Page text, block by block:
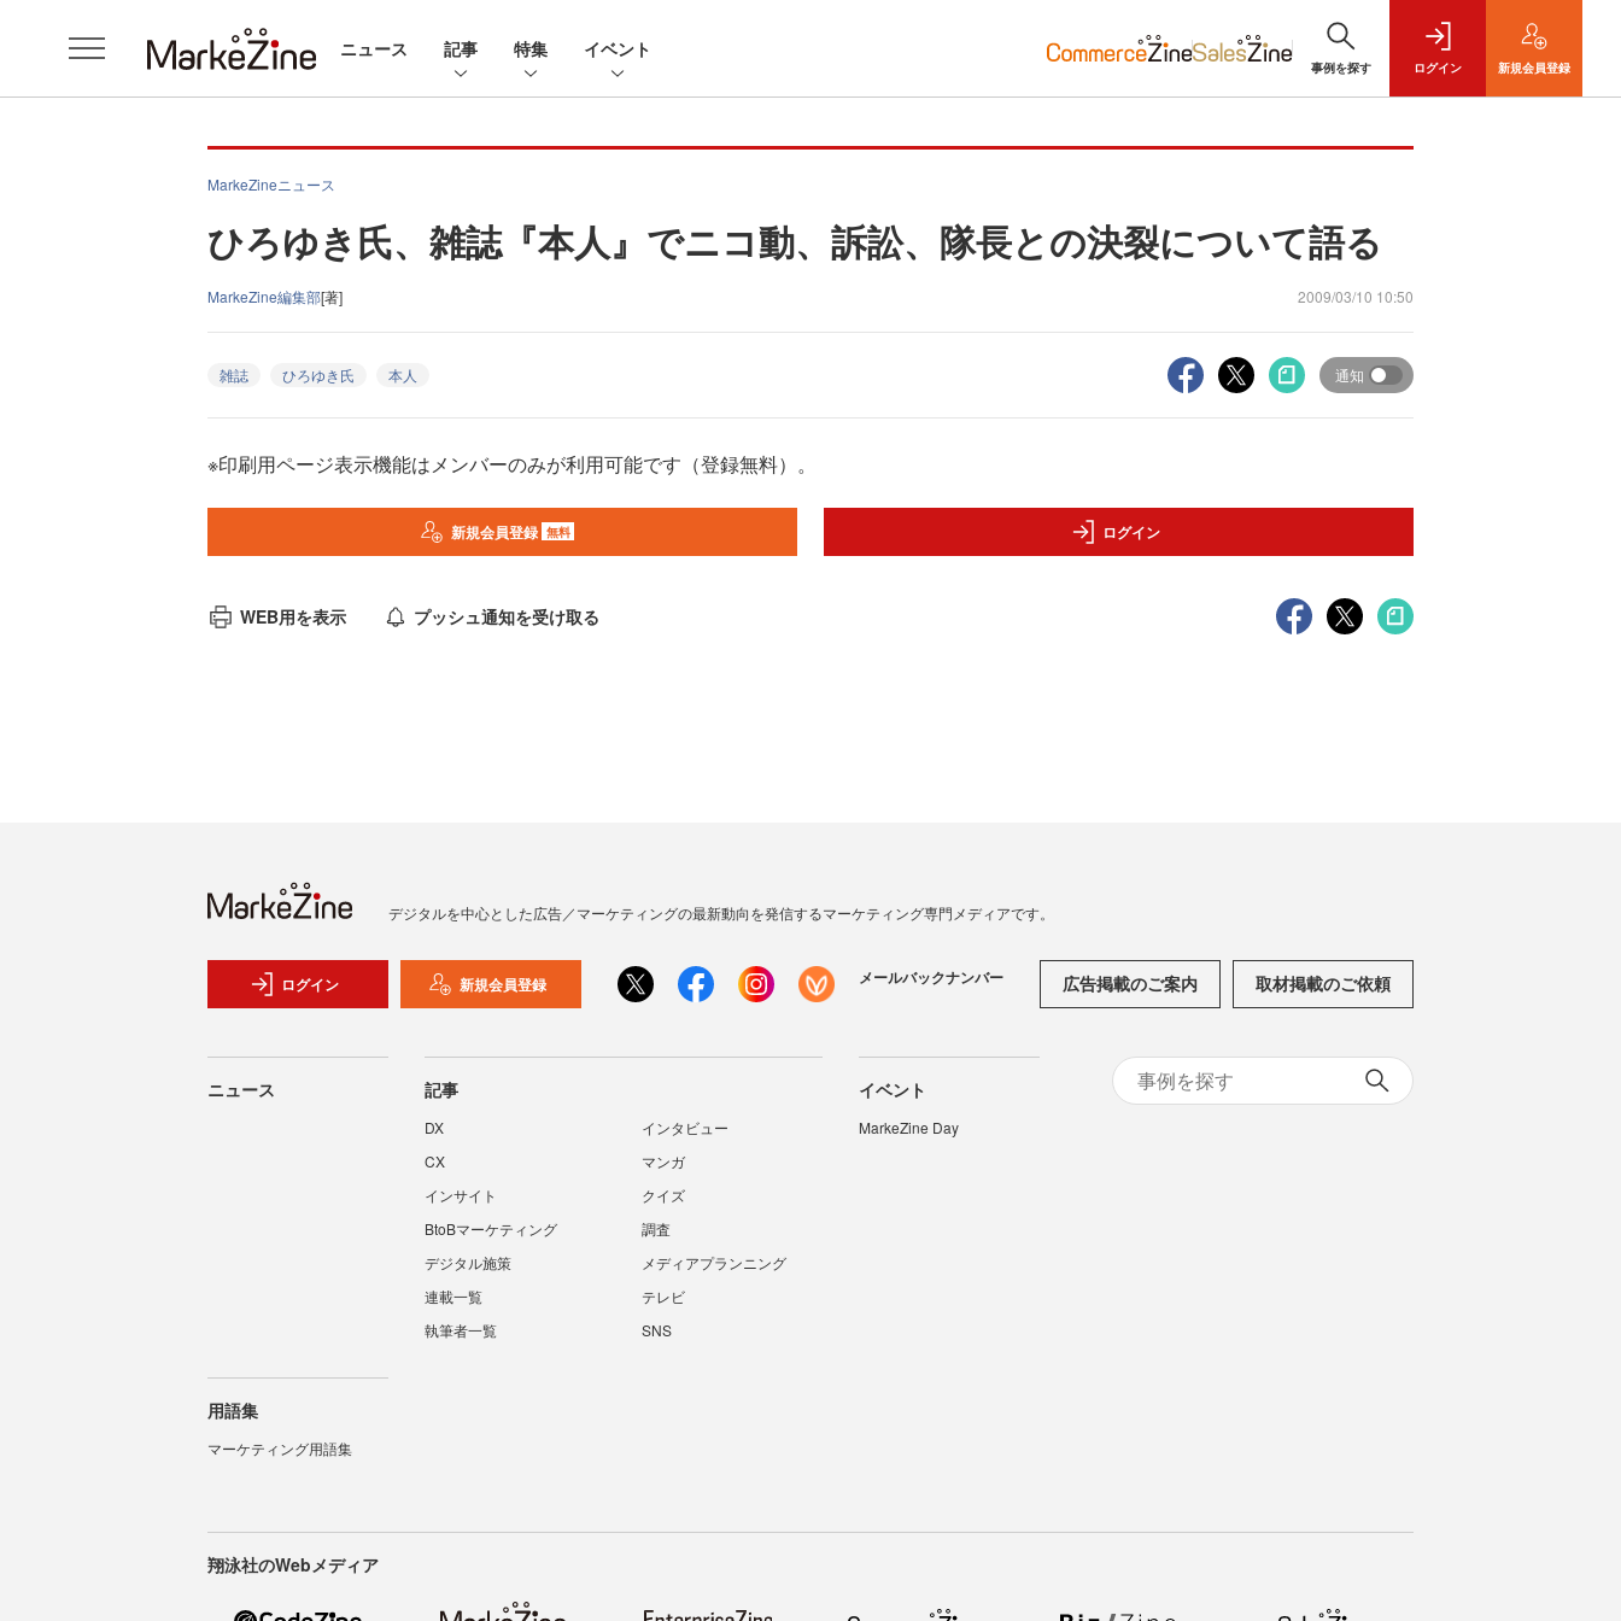
ニュース 記事 特集 イベント
事例を探す ログイン 新規会員登録
MarkeZineニュース
ひろゆき氏、雑誌『本人』でニコ動、訴訟、隊長との決裂について語る
MarkeZine編集部[著] 2009/03/10 10:50
雑誌 ひろゆき氏 本人 通知
※印刷用ページ表示機能はメンバーのみが利用可能です（登録無料）。
新規会員登録 無料 ログイン
WEB用を表示 プッシュ通知を受け取る
デジタルを中心とした広告／マーケティングの最新動向を発信するマーケティング専門メディアです。
ログイン 新規会員登録 メールバックナンバー 広告掲載のご案内 取材掲載のご依頼
ニュース 記事
DX
インタビュー
CX
マンガ
インサイト
クイズ
BtoBマーケティング
調査
デジタル施策
メディアプランニング
連載一覧
テレビ
執筆者一覧
SNS
イベント
MarkeZine Day
用語集
マーケティング用語集
翔泳社のWebメディア